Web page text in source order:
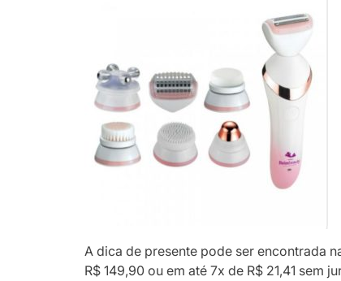
A dica de presente pode ser encontrada
R$ 149,90 ou em até 7x de R$ 21,41 sem